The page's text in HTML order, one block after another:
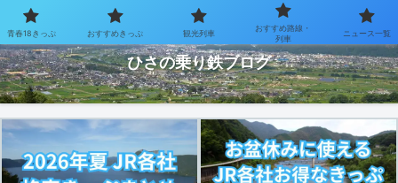
お得なきっぷで乗り鉄を楽しむブログ
ひさの乗り鉄ブログ
青春18きっぷ おすすめきっぷ 観光列車
おすすめ路線・
列車
ニュース一覧